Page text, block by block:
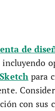
de
Sketchpara
con sus